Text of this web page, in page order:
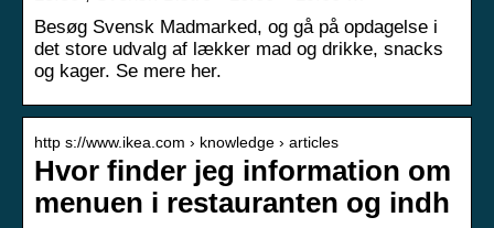
Besøg Svensk Madmarked, og gå på opdagelse i
det store udvalg af lækker mad og drikke, snacks
og kager. Se mere her.
http s://www.ikea.com › knowledge › articles
Hvor finder jeg information om
menuen i restauranten og indh